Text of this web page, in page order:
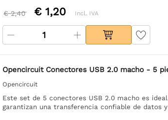
€ 2,40 € 1,20 Incl. IVA
Opencircuit Conectores USB 2.0 macho - 5
Opencircuit
Este set de 5 conectores USB 2.0 macho es
garantizan una transferencia confiable de datos